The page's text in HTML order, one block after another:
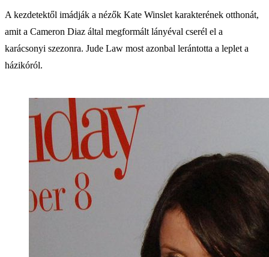
A kezdetektől imádják a nézők Kate Winslet karakterének otthonát,
amit a Cameron Diaz által megformált lányéval cserél el a
karácsonyi szezonra. Jude Law most azonbal lerántotta a leplet a
házikóról.